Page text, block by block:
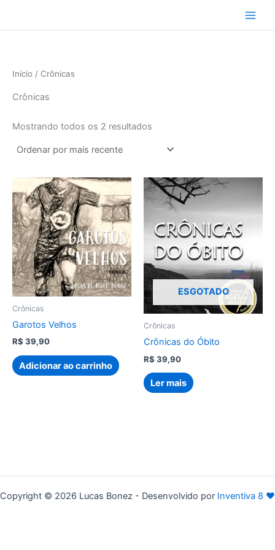
Início / Crônicas
Crônicas
Mostrando todos os 2 resultados
recente
Crônicas
Garotos Velhos
R$ 39,90
Adicionar ao carrinho
ESGOTADO
Crônicas
Crônicas do Óbito
R$ 39,90
Ler mais
Copyright © 2026 Lucas Bonez - Desenvolvido por Inventiva 8 ♥